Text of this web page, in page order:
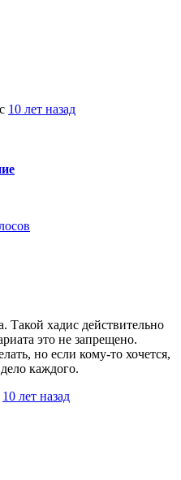
10 лет назад
Такой хадис действительно
это не запрещено.
но если кому-то хочется,
каждого.
10 лет назад